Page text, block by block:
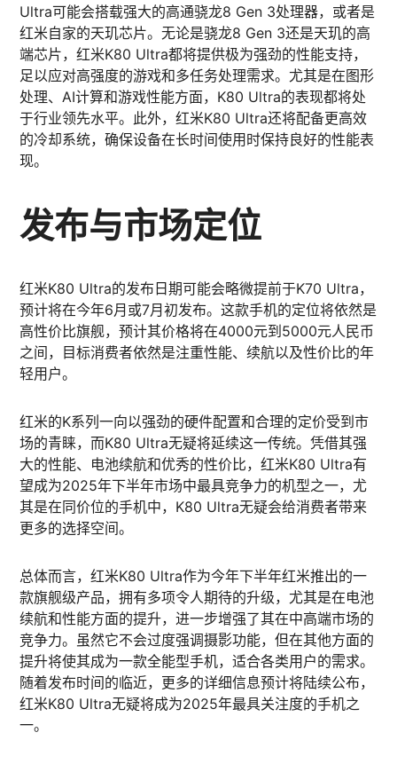
Ultra可能会搭载强大的高通骁龙8 Gen 3处理器，或者是
红米自家的天玑芯片。无论是骁龙8 Gen 3还是天玑的高
端芯片，红米K80 Ultra都将提供极为强劲的性能支持，
足以应对高强度的游戏和多任务处理需求。尤其是在图形
处理、AI计算和游戏性能方面，K80 Ultra的表现都将处
于行业领先水平。此外，红米K80 Ultra还将配备更高效
的冷却系统，确保设备在长时间使用时保持良好的性能表
现。
发布与市场定位
红米K80 Ultra的发布日期可能会略微提前于K70 Ultra，
预计将在今年6月或7月初发布。这款手机的定位将依然是
高性价比旗舰，预计其价格将在4000元到5000元人民币
之间，目标消费者依然是注重性能、续航以及性价比的年
轻用户。
红米的K系列一向以强劲的硬件配置和合理的定价受到市
场的青睐，而K80 Ultra无疑将延续这一传统。凭借其强
大的性能、电池续航和优秀的性价比，红米K80 Ultra有
望成为2025年下半年市场中最具竞争力的机型之一，尤
其是在同价位的手机中，K80 Ultra无疑会给消费者带来
更多的选择空间。
总体而言，红米K80 Ultra作为今年下半年红米推出的一
款旗舰级产品，拥有多项令人期待的升级，尤其是在电池
续航和性能方面的提升，进一步增强了其在中高端市场的
竞争力。虽然它不会过度强调摄影功能，但在其他方面的
提升将使其成为一款全能型手机，适合各类用户的需求。
随着发布时间的临近，更多的详细信息预计将陆续公布，
红米K80 Ultra无疑将成为2025年最具关注度的手机之
一。